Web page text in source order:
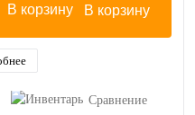
В корзину
Сравнение